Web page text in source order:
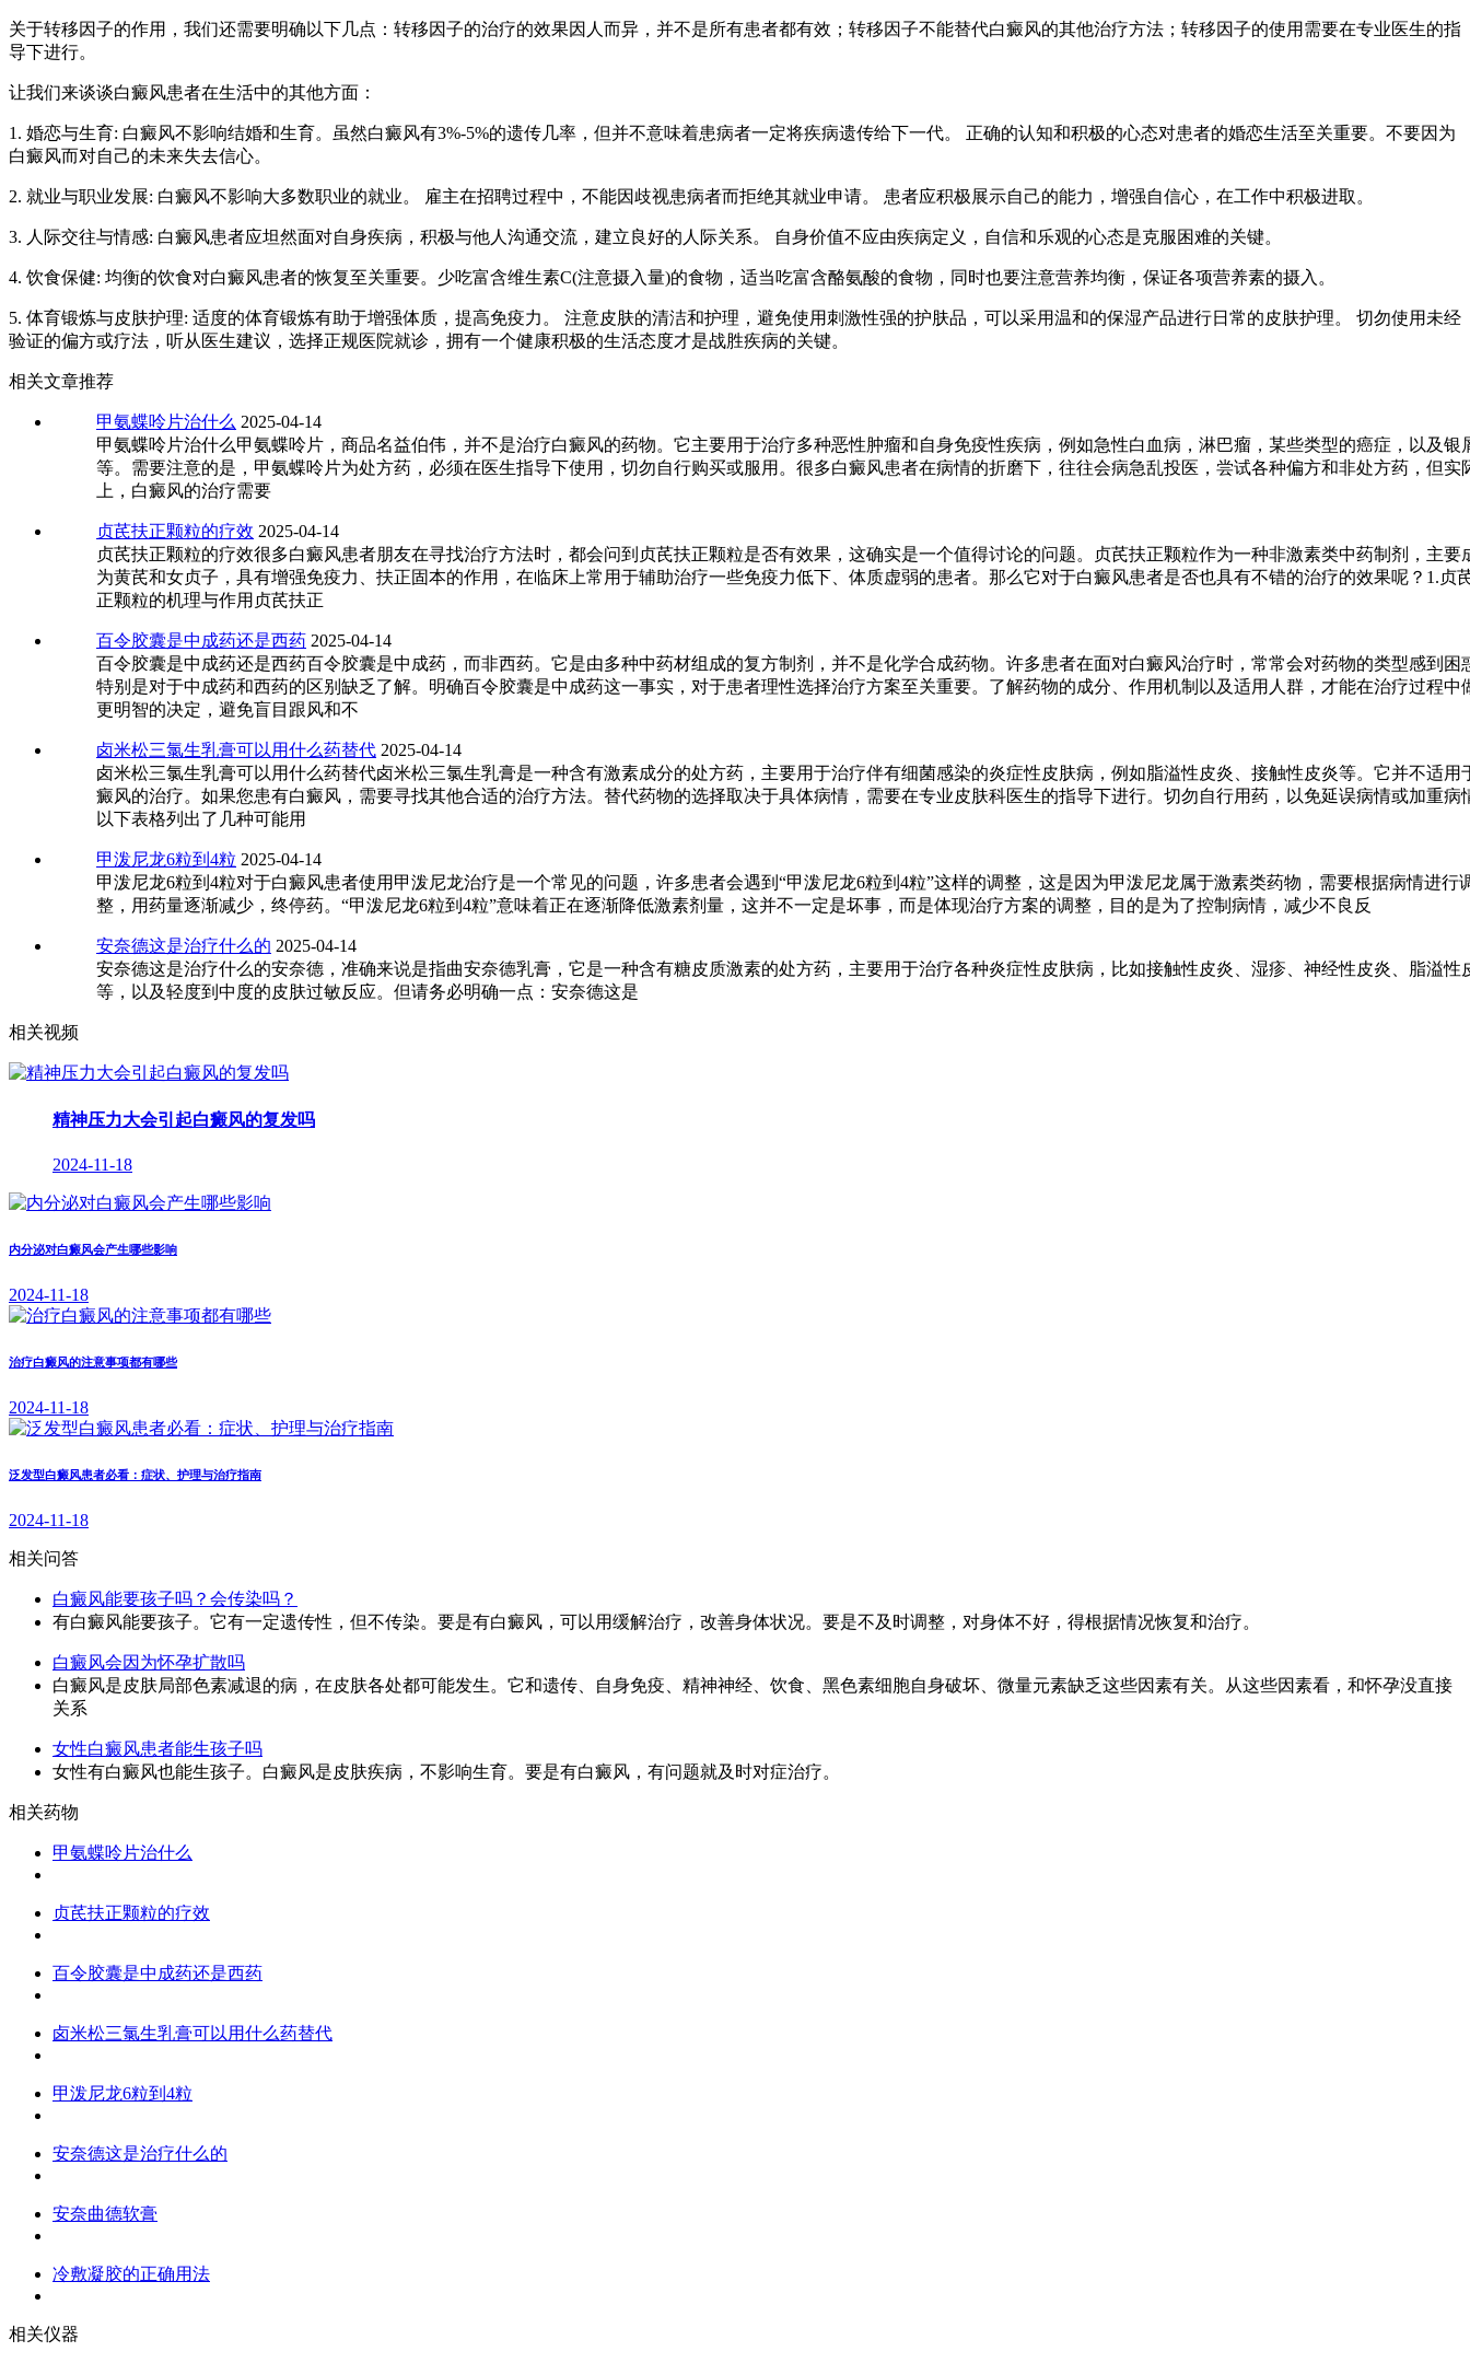
关于转移因子的作用，我们还需要明确以下几点：转移因子的治疗的效果因人而异，并不是所有患者都有效；转移因子不能替代白癜风的其他治疗方法；转移因子的使用需要在专业医生的指
导下进行。
让我们来谈谈白癜风患者在生活中的其他方面：
1. 婚恋与生育: 白癜风不影响结婚和生育。虽然白癜风有3%-5%的遗传几率，但并不意味着患病者一定将疾病遗传给下一代。 正确的认知和积极的心态对患者的婚恋生活至关重要。不要因为
白癜风而对自己的未来失去信心。
2. 就业与职业发展: 白癜风不影响大多数职业的就业。 雇主在招聘过程中，不能因歧视患病者而拒绝其就业申请。 患者应积极展示自己的能力，增强自信心，在工作中积极进取。
3. 人际交往与情感: 白癜风患者应坦然面对自身疾病，积极与他人沟通交流，建立良好的人际关系。 自身价值不应由疾病定义，自信和乐观的心态是克服困难的关键。
4. 饮食保健: 均衡的饮食对白癜风患者的恢复至关重要。少吃富含维生素C(注意摄入量)的食物，适当吃富含酪氨酸的食物，同时也要注意营养均衡，保证各项营养素的摄入。
5. 体育锻炼与皮肤护理: 适度的体育锻炼有助于增强体质，提高免疫力。 注意皮肤的清洁和护理，避免使用刺激性强的护肤品，可以采用温和的保湿产品进行日常的皮肤护理。 切勿使用未经
验证的偏方或疗法，听从医生建议，选择正规医院就诊，拥有一个健康积极的生活态度才是战胜疾病的关键。
相关文章推荐
甲氨蝶呤片治什么 2025-04-14
甲氨蝶呤片治什么甲氨蝶呤片，商品名益伯伟，并不是治疗白癜风的药物。它主要用于治疗多种恶性肿瘤和自身免疫性疾病，例如急性白血病，淋巴瘤，某些类型的癌症，以及银
等。需要注意的是，甲氨蝶呤片为处方药，必须在医生指导下使用，切勿自行购买或服用。很多白癜风患者在病情的折磨下，往往会病急乱投医，尝试各种偏方和非处方药，但实
上，白癜风的治疗需要
贞芪扶正颗粒的疗效 2025-04-14
贞芪扶正颗粒的疗效很多白癜风患者朋友在寻找治疗方法时，都会问到贞芪扶正颗粒是否有效果，这确实是一个值得讨论的问题。贞芪扶正颗粒作为一种非激素类中药制剂，主要
为黄芪和女贞子，具有增强免疫力、扶正固本的作用，在临床上常用于辅助治疗一些免疫力低下、体质虚弱的患者。那么它对于白癜风患者是否也具有不错的治疗的效果呢？1.贞
正颗粒的机理与作用贞芪扶正
百令胶囊是中成药还是西药 2025-04-14
百令胶囊是中成药还是西药百令胶囊是中成药，而非西药。它是由多种中药材组成的复方制剂，并不是化学合成药物。许多患者在面对白癜风治疗时，常常会对药物的类型感到困
特别是对于中成药和西药的区别缺乏了解。明确百令胶囊是中成药这一事实，对于患者理性选择治疗方案至关重要。了解药物的成分、作用机制以及适用人群，才能在治疗过程中
更明智的决定，避免盲目跟风和不
卤米松三氯生乳膏可以用什么药替代 2025-04-14
卤米松三氯生乳膏可以用什么药替代卤米松三氯生乳膏是一种含有激素成分的处方药，主要用于治疗伴有细菌感染的炎症性皮肤病，例如脂溢性皮炎、接触性皮炎等。它并不适用
癜风的治疗。如果您患有白癜风，需要寻找其他合适的治疗方法。替代药物的选择取决于具体病情，需要在专业皮肤科医生的指导下进行。切勿自行用药，以免延误病情或加重病
以下表格列出了几种可能用
甲泼尼龙6粒到4粒 2025-04-14
甲泼尼龙6粒到4粒对于白癜风患者使用甲泼尼龙治疗是一个常见的问题，许多患者会遇到“甲泼尼龙6粒到4粒”这样的调整，这是因为甲泼尼龙属于激素类药物，需要根据病情进行
整，用药量逐渐减少，终停药。“甲泼尼龙6粒到4粒”意味着正在逐渐降低激素剂量，这并不一定是坏事，而是体现治疗方案的调整，目的是为了控制病情，减少不良反
安奈德这是治疗什么的 2025-04-14
安奈德这是治疗什么的安奈德，准确来说是指曲安奈德乳膏，它是一种含有糖皮质激素的处方药，主要用于治疗各种炎症性皮肤病，比如接触性皮炎、湿疹、神经性皮炎、脂溢性
等，以及轻度到中度的皮肤过敏反应。但请务必明确一点：安奈德这是
相关视频
精神压力大会引起白癜风的复发吗
2024-11-18
内分泌对白癜风会产生哪些影响
2024-11-18
治疗白癜风的注意事项都有哪些
2024-11-18
泛发型白癜风患者必看：症状、护理与治疗指南
2024-11-18
相关问答
白癜风能要孩子吗？会传染吗？
有白癜风能要孩子。它有一定遗传性，但不传染。要是有白癜风，可以用缓解治疗，改善身体状况。要是不及时调整，对身体不好，得根据情况恢复和治疗。
白癜风会因为怀孕扩散吗
白癜风是皮肤局部色素减退的病，在皮肤各处都可能发生。它和遗传、自身免疫、精神神经、饮食、黑色素细胞自身破坏、微量元素缺乏这些因素有关。从这些因素看，和怀孕没直接
关系
女性白癜风患者能生孩子吗
女性有白癜风也能生孩子。白癜风是皮肤疾病，不影响生育。要是有白癜风，有问题就及时对症治疗。
相关药物
甲氨蝶呤片治什么
贞芪扶正颗粒的疗效
百令胶囊是中成药还是西药
卤米松三氯生乳膏可以用什么药替代
甲泼尼龙6粒到4粒
安奈德这是治疗什么的
安奈曲德软膏
冷敷凝胶的正确用法
相关仪器